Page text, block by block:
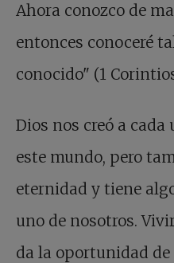
Ahora conozco de
entonces conoceré
conocido" (1 Corintios
Dios nos creó a
este mundo, pero
eternidad y tiene
uno de nosotros.
da la oportunidad